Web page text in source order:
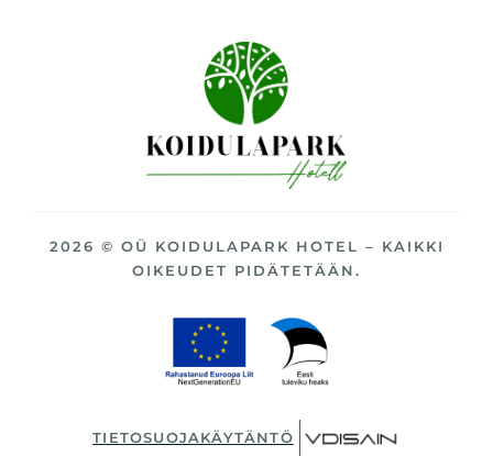
2026 © OÜ KOIDULAPARK HOTEL – KAIKKI
OIKEUDET PIDÄTETÄÄN.
TIETOSUOJAKÄYTÄNTÖ